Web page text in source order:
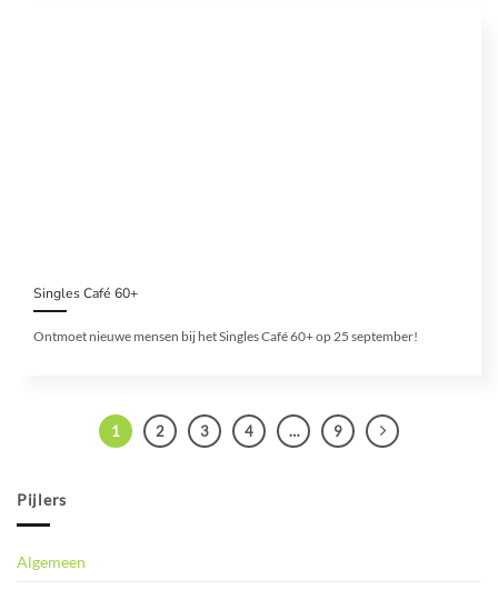
Pijlers
Algemeen
Singles Café 60+
Ontmoet nieuwe mensen bij het Singles Café 60+ op 25 september!
1 2 3 4 … 9